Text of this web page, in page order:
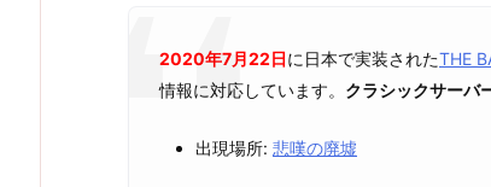
2020年7月22日に日本で実装されたTHE
情報に対応しています。 クラシックサーバ
出現場所: 悲嘆の廃墟